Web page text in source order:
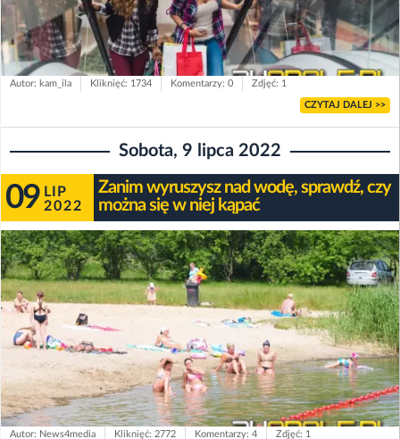
Autor: kam_ila Kliknięć: 1734 Komentarzy: 0 Zdjęć: 1
CZYTAJ DALEJ >>
Sobota, 9 lipca 2022
09 LIP
2022
Zanim wyruszysz nad wodę, sprawdź, czy
można się w niej kąpać
Autor: News4media Kliknięć: 2772 Komentarzy: 4 Zdjęć: 1